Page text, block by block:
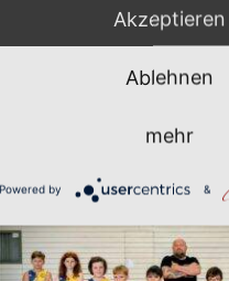
November letzten Jahres noch mit
Vorsprung an die Gäste …
Akzeptieren
Ablehnen
mehr
Powered by &